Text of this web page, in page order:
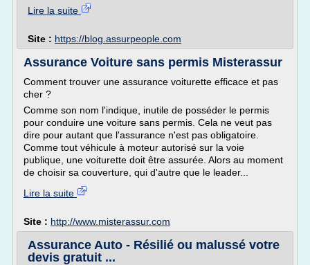
Lire la suite
Site : https://blog.assurpeople.com
Assurance Voiture sans permis Misterassur
Comment trouver une assurance voiturette efficace et pas
cher ?
Comme son nom l'indique, inutile de posséder le permis
pour conduire une voiture sans permis. Cela ne veut pas
dire pour autant que l'assurance n'est pas obligatoire.
Comme tout véhicule à moteur autorisé sur la voie
publique, une voiturette doit être assurée. Alors au moment
de choisir sa couverture, qui d'autre que le leader...
Lire la suite
Site : http://www.misterassur.com
Assurance Auto - Résilié ou malussé votre
devis gratuit ...